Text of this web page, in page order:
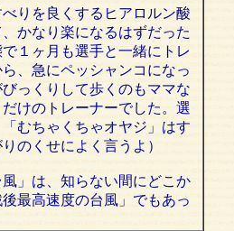
りを良くするヒアロルン酸
かなり楽になるはずだった
１ヶ月も選手と一緒にトレ
、急にペッシャンコになっ
っくりして歩くのもママな
けのトレーナーでした。選
むちゃくちゃオヤジ」はす
のくせによく言うよ）
」は、知らない間にどこか
最高速度の台風」でもあっ